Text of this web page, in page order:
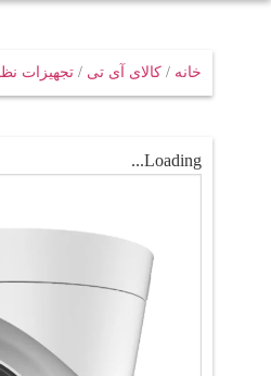
خانه / کالای آی تی / تجهیزات
Loading...